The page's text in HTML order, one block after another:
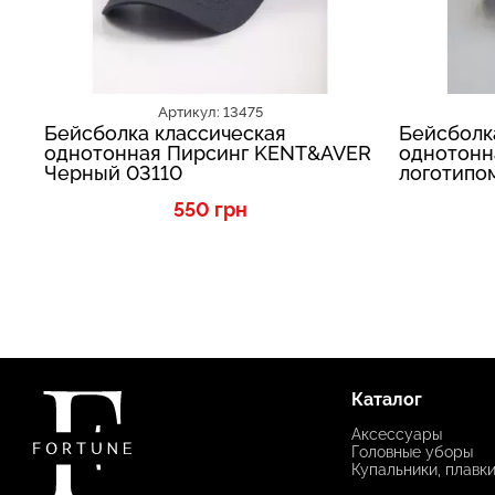
Артикул: 13475
Бейсболка классическая
однотонная Пирсинг KENT&AVER
Черный 03110
550 грн
Каталог
Аксессуары
Головные уборы
Купальники,